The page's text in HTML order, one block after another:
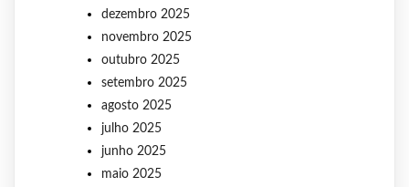
dezembro 2025
novembro 2025
outubro 2025
setembro 2025
agosto 2025
julho 2025
junho 2025
maio 2025